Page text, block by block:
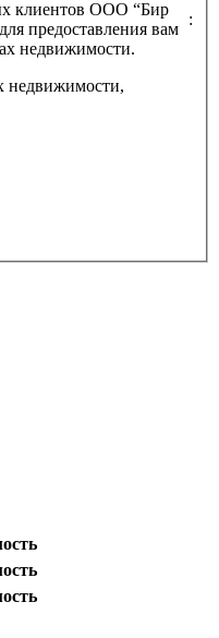
предоставления вам
информации об объектах недвижимости.
:
недвижимости,